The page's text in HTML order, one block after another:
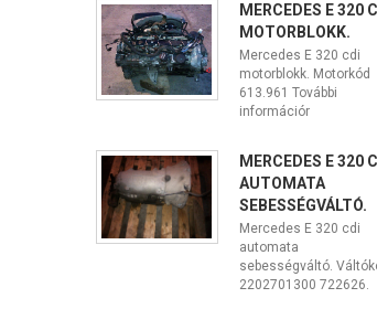
MERCEDES E 320
MOTORBLOKK.
Mercedes E 320 cdi
motorblokk. Motorkód
613.961 További
információr
MERCEDES E 320
AUTOMATA
SEBESSÉGVÁLTÓ.
Mercedes E 320 cdi
automata
sebességváltó.
2202701300 722626.